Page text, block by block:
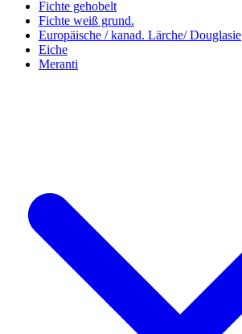
Fichte gehobelt
Fichte weiß grund.
Europäische / kanad. Lärche/ Douglasie
Eiche
Meranti